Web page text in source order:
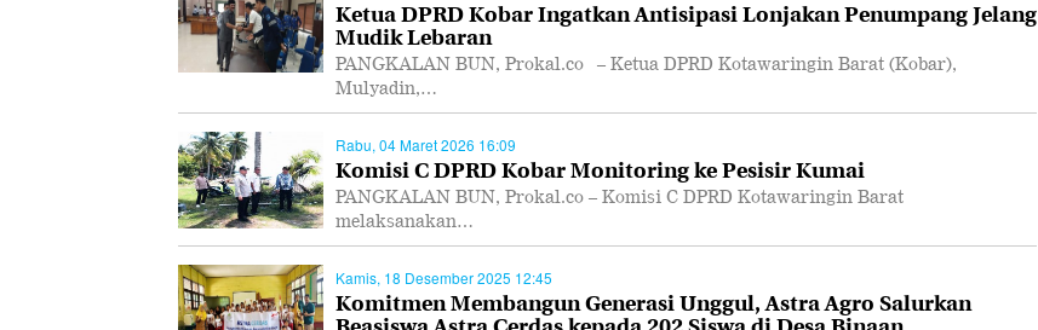
Ketua DPRD Kobar Ingatkan Antisipasi Lonjakan Penumpang Jelang
Mudik Lebaran
PANGKALAN BUN, Prokal.co – Ketua DPRD Kotawaringin Barat (Kobar),
Mulyadin,…
Rabu, 04 Maret 2026 16:09
Komisi C DPRD Kobar Monitoring ke Pesisir Kumai
PANGKALAN BUN, Prokal.co – Komisi C DPRD Kotawaringin Barat
melaksanakan…
Kamis, 18 Desember 2025 12:45
Komitmen Membangun Generasi Unggul, Astra Agro Salurkan
Beasiswa Astra Cerdas kepada 202 Siswa di Desa Binaan